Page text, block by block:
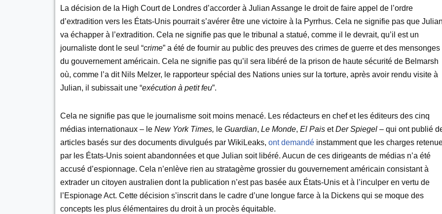
La décision de la High Court de Londres d’accorder à Julian Assange le droit de faire appel de l’ordre
d’extradition vers les États-Unis pourrait s’avérer être une victoire à la Pyrrhus. Cela ne signifie pas que
va échapper à l’extradition. Cela ne signifie pas que le tribunal a statué, comme il le devrait, qu’il est un
journaliste dont le seul “crime” a été de fournir au public des preuves des crimes de guerre et des mensonges
du gouvernement américain. Cela ne signifie pas qu’il sera libéré de la prison de haute sécurité de Belmarsh
où, comme l’a dit Nils Melzer, le rapporteur spécial des Nations unies sur la torture, après avoir rendu visite à
Julian, il subissait une “exécution à petit feu”.
Cela ne signifie pas que le journalisme soit moins menacé. Les rédacteurs en chef et les éditeurs des cinq
médias internationaux – le New York Times, le Guardian, Le Monde, El Pais etDer Spiegel – qui ont publié
articles basés sur des documents divulgués par WikiLeaks, ont demandé instamment que les charges
par les États-Unis soient abandonnées et que Julian soit libéré. Aucun de ces dirigeants de médias n’a été
accusé d’espionnage. Cela n’enlève rien au stratagème grossier du gouvernement américain consistant à
extrader un citoyen australien dont la publication n’est pas basée aux États-Unis et à l’inculper en vertu de
l’Espionage Act. Cette décision s’inscrit dans le cadre d’une longue farce à la Dickens qui se moque des
concepts les plus élémentaires du droit à un procès équitable.